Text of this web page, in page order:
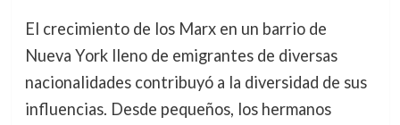
El crecimiento de los Marx en un barrio de
Nueva York lleno de emigrantes de diversas
nacionalidades contribuyó a la diversidad de sus
influencias. Desde pequeños, los hermanos